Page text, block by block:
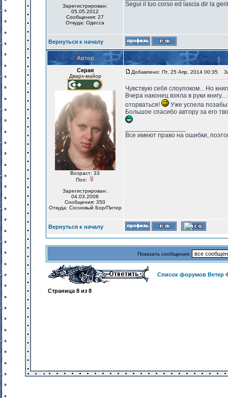
Зарегистрирован:
05.05.2012
Сообщения: 27
Откуда: Одесса
Segui il tuo corso ed lascia dir la
Вернуться к началу
Автор
Серая
Дварх-майор
Возраст: 33
Пол:
Зарегистрирован:
04.03.2008
Сообщения: 350
Откуда: Сосновый Бор/Питер
Добавлено: Пт, 25 Апр, 2014 00:35
Чувствую себя слоупоком... Но
Вчера наконец взяла в руки
оторваться!
Уже успела
Большое спасибо автору за его
Все имеют право на ошибки,
Вернуться к началу
Показать сообщения:
Список форумов Ветер
Страница 8 из 8